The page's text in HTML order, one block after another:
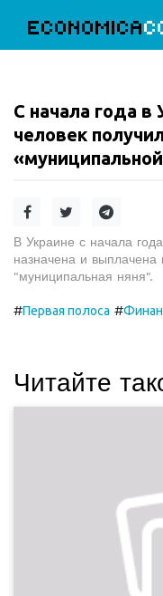
ECONOMICA
С начала года в
человек
В Украине с начала
назначена и выплачена
"муниципальная няня".
#Первая полоса #
Читайте